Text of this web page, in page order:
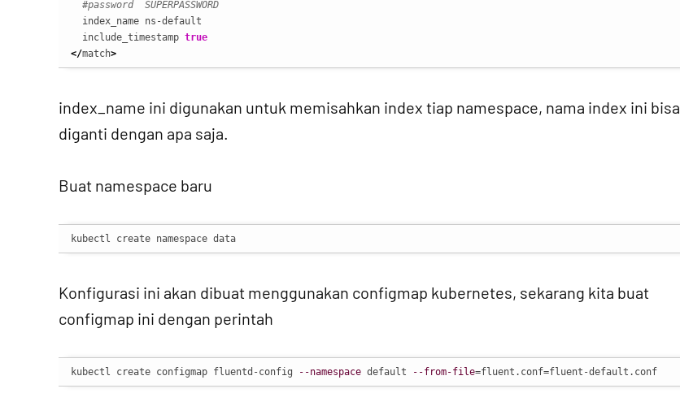
#password  SUPERPASSWORD
  index_name ns-default
  include_timestamp
true
</match>
index_name ini digunakan untuk memisahkan index tiap namespace, nama index ini bisa
diganti dengan apa saja.
Buat namespace baru
kubectl create namespace data
Konfigurasi ini akan dibuat menggunakan configmap kubernetes, sekarang kita buat
configmap ini dengan perintah
kubectl create configmap fluentd-config --namespace default --from-file=fluent.conf=fluent-default.conf